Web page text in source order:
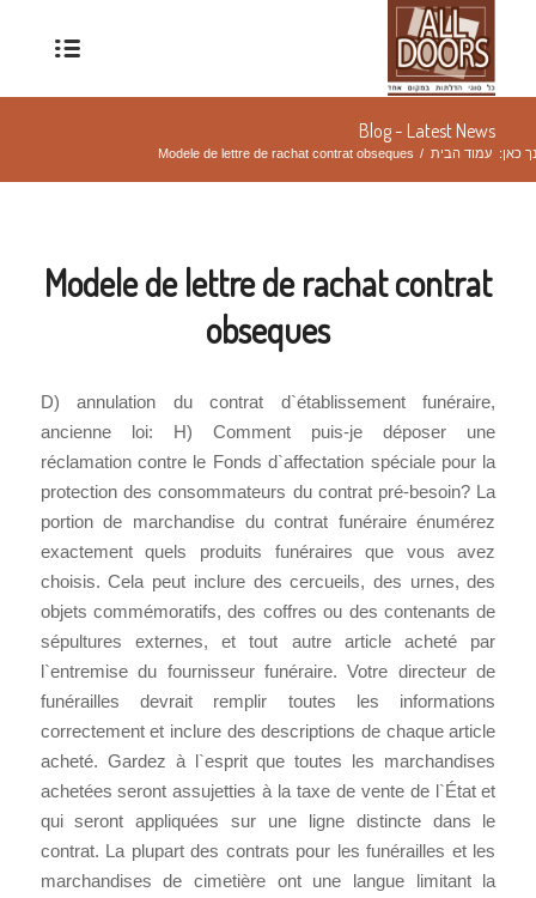
Blog - Latest News
כאן: עמוד הבית /
Modele de lettre de rachat contrat obseques
Modele de lettre de rachat contrat
obseques
D) annulation du contrat d`établissement funéraire,
ancienne loi: H) Comment puis-je déposer une
réclamation contre le Fonds d`affectation spéciale pour la
protection des consommateurs du contrat pré-besoin? La
portion de marchandise du contrat funéraire énumérez
exactement quels produits funéraires que vous avez
choisis. Cela peut inclure des cercueils, des urnes, des
objets commémoratifs, des coffres ou des contenants de
sépultures externes, et tout autre article acheté par
l`entremise du fournisseur funéraire. Votre directeur de
funérailles devrait remplir toutes les informations
correctement et inclure des descriptions de chaque article
acheté. Gardez à l`esprit que toutes les marchandises
achetées seront assujetties à la taxe de vente de l`État et
qui seront appliquées sur une ligne distincte dans le
contrat. La plupart des contrats pour les funérailles et les
marchandises de cimetière ont une langue limitant la